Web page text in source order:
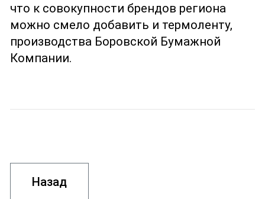
что к совокупности брендов региона
можно смело добавить и термоленту,
производства Боровской Бумажной
Компании.
Назад